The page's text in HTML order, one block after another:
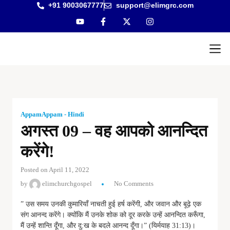
+91 9003067777 support@elimgrc.com
AppamAppam - Hindi
अगस्त 09 – वह आपको आनन्दित
करेंगे!
Posted on April 11, 2022
by
elimchurchgospel No Comments
” उस समय उनकी कुमारियाँ नाचती हुई हर्ष करेंगी, और जवान और बूढ़े एक
संग आनन्द करेंगे। क्योंकि मैं उनके शोक को दूर करके उन्हें आनन्दित करूँगा,
मैं उन्हें शान्ति दूँगा, और दु:ख के बदले आनन्द दूँगा।” (यिर्मयाह 31:13)।